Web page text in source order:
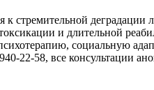
стремительной
и длительной
социальную
22-58, все консультации